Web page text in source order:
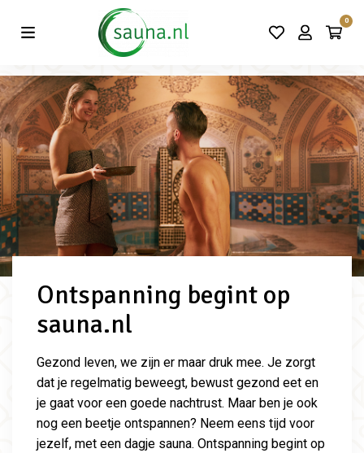
0
Vind de beste acties in één klik!
Ontspanning begint op
sauna.nl
Gezond leven, we zijn er maar druk mee. Je zorgt
dat je regelmatig beweegt, bewust gezond eet en
je gaat voor een goede nachtrust. Maar ben je ook
nog een beetje ontspannen? Neem eens tijd voor
jezelf, met een dagje sauna. Ontspanning begint op